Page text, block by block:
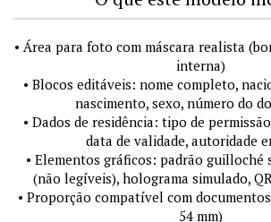
• Área para foto com máscara realista
interna)
• Blocos editáveis: nome completo,
nascimento, sexo, número do
• Dados de residência: tipo de
data de validade, autoridade
• Elementos gráficos: padrão
(não legíveis), holograma simulado,
• Proporção compatível com
54 mm)